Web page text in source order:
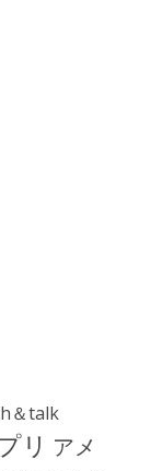
＆talk
リ アメ